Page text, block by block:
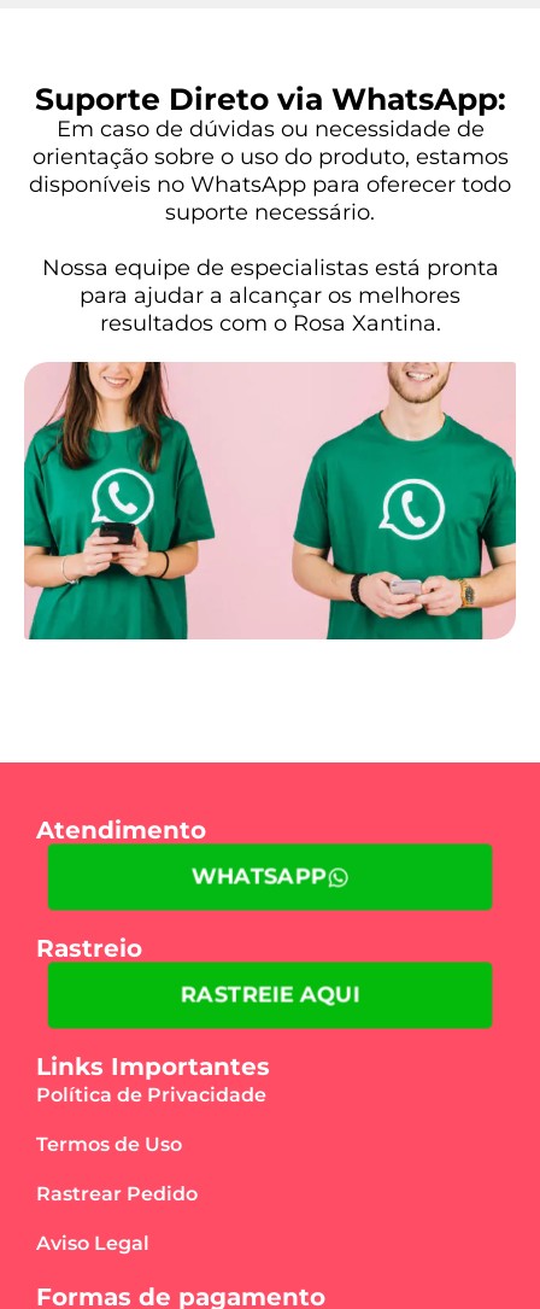
Suporte Direto via WhatsApp:
Em caso de dúvidas ou necessidade de
orientação sobre o uso do produto, estamos
disponíveis no WhatsApp para oferecer todo
suporte necessário.
Nossa equipe de especialistas está pronta
para ajudar a alcançar os melhores
resultados com o Rosa Xantina.
Atendimento
WHATSAPP
Rastreio
RASTREIE AQUI
Links Importantes
Política de Privacidade
Termos de Uso
Rastrear Pedido
Aviso Legal
Formas de pagamento